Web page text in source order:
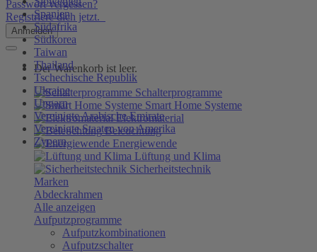
Spanien
Südafrika
Südkorea
Taiwan
Thailand
Tschechische Republik
Ukraine
Ungarn
Vereinigte Arabische Emirate
Vereinigte Staaten von Amerika
Zypern
Passwort vergessen?
Registriere dich jetzt.
Anmelden
Der Warenkorb ist leer.
Schalterprogramme
Smart Home Systeme
Elektromaterial
Beleuchtung
Energiewende
Lüftung und Klima
Sicherheitstechnik
Marken
Abdeckrahmen
Alle anzeigen
Aufputzprogramme
Aufputzkombinationen
Aufputzschalter